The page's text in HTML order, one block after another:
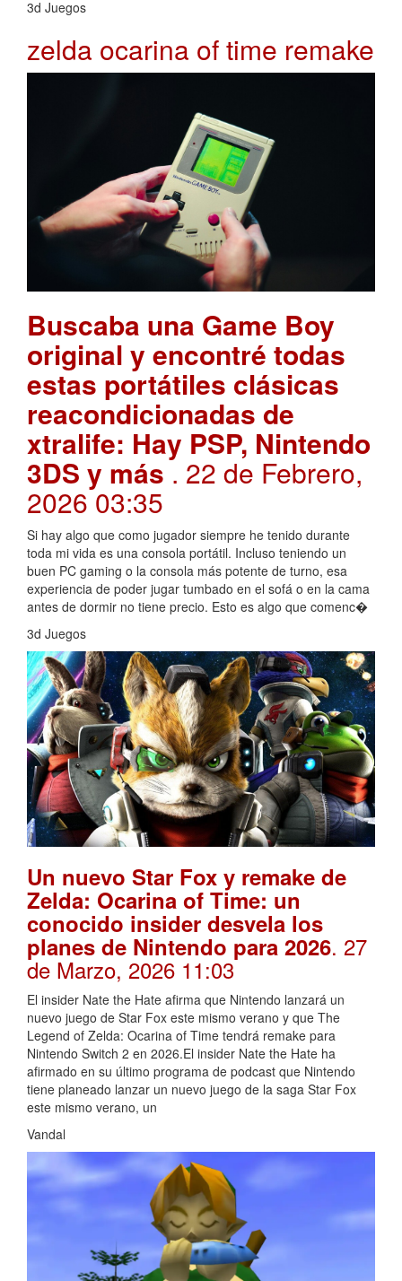
3d Juegos
zelda ocarina of time remake
Buscaba una Game Boy
original y encontré todas
estas portátiles clásicas
reacondicionadas de
xtralife: Hay PSP, Nintendo
3DS y más. 22 de Febrero,
2026 03:35
Si hay algo que como jugador siempre he tenido durante
toda mi vida es una consola portátil. Incluso teniendo un
buen PC gaming o la consola más potente de turno, esa
experiencia de poder jugar tumbado en el sofá o en la cama
antes de dormir no tiene precio. Esto es algo que comenc�
3d Juegos
Un nuevo Star Fox y remake de
Zelda: Ocarina of Time: un
conocido insider desvela los
planes de Nintendo para 2026. 27
de Marzo, 2026 11:03
El insider Nate the Hate afirma que Nintendo lanzará un
nuevo juego de Star Fox este mismo verano y que The
Legend of Zelda: Ocarina of Time tendrá remake para
Nintendo Switch 2 en 2026.El insider Nate the Hate ha
afirmado en su último programa de podcast que Nintendo
tiene planeado lanzar un nuevo juego de la saga Star Fox
este mismo verano, un
Vandal